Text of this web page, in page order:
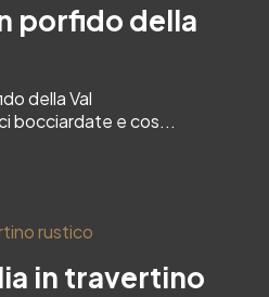
porfido della
della Val
bocciardate e cos...
in travertino